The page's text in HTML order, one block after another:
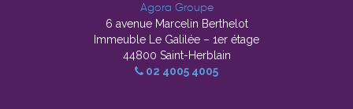
Agora Groupe
6 avenue Marcelin Berthelot
Immeuble Le Galilée – 1er étage
44800 Saint-Herblain
02 4005 4005